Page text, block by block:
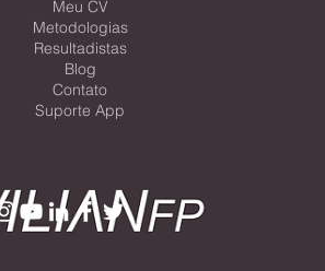
Estrutura do Site
Home
Meu CV
Metodologias
Resultadistas
Blog